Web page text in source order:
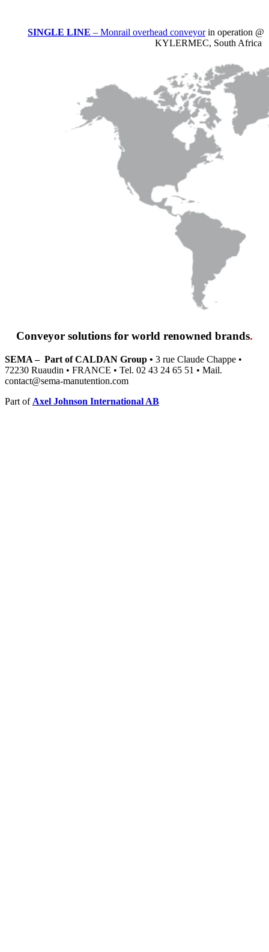
SINGLE LINE – Monrail overhead conveyorin operation @
KYLERMEC, South Africa
Conveyor solutions for world renowned brands.
SEMA – Part of CALDAN Group • 3 rue Claude Chappe •
72230 Ruaudin • FRANCE • Tel. 02 43 24 65 51 • Mail.
contact@sema-manutention.com
Part of Axel Johnson International AB